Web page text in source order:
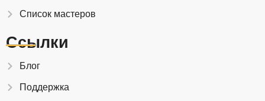
Список мастеров
Ссылки
Блог
Поддержка